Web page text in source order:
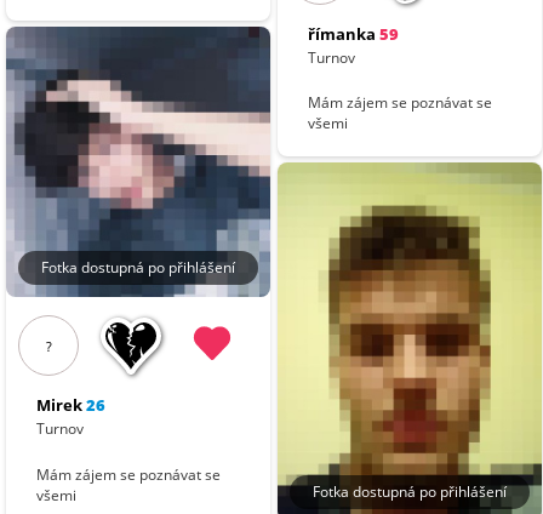
Fotka dostupná po přihlášení
?
Mirek26
Turnov
Mám zájem se poznávat se
všemi
římanka 59
Turnov
Mám zájem se poznávat se
všemi
Fotka dostupná po přihlášení